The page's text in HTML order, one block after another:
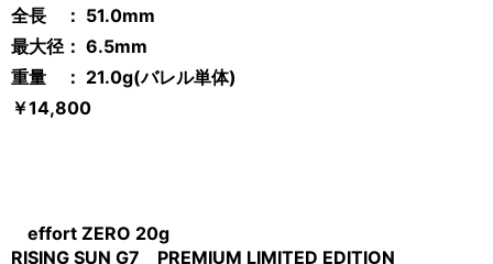
全長 ： 51.0mm
最大径： 6.5mm
重量 ： 21.0g(バレル単体)
￥14,800
effort ZERO 20g
RISING SUN G7 PREMIUM LIMITED EDITION